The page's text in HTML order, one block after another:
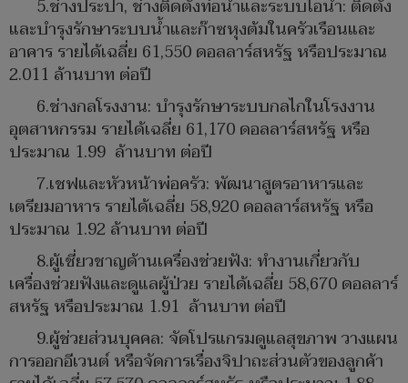
5.ช่างประปา, ช่างติดตั้งท่อน้ำและระบบไอน้ำ: ติดตั้ง
และบำรุงรักษาระบบน้ำและก๊าซหุงต้มในครัวเรือนและ
อาคาร รายได้เฉลี่ย 61,550 ดอลลาร์สหรัฐ หรือประมาณ
2.011 ล้านบาท ต่อปี
6.ช่างกลโรงงาน: บำรุงรักษาระบบกลไกในโรงงาน
อุตสาหกรรม รายได้เฉลี่ย 61,170 ดอลลาร์สหรัฐ หรือ
ประมาณ 1.99 ล้านบาท ต่อปี
7.เชฟและหัวหน้าพ่อครัว: พัฒนาสูตรอาหารและ
เตรียมอาหาร รายได้เฉลี่ย 58,920 ดอลลาร์สหรัฐ หรือ
ประมาณ 1.92 ล้านบาท ต่อปี
8.ผู้เชี่ยวชาญด้านเครื่องช่วยฟัง: ทำงานเกี่ยวกับ
เครื่องช่วยฟังและดูแลผู้ป่วย รายได้เฉลี่ย 58,670 ดอลลาร์
สหรัฐ หรือประมาณ 1.91 ล้านบาท ต่อปี
9.ผู้ช่วยส่วนบุคคล: จัดโปรแกรมดูแลสุขภาพ วางแผน
การออกอีเวนต์ หรือจัดการเรื่องจิปาถะส่วนตัวของลูกค้า